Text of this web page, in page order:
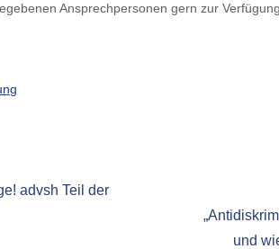
Ansprechpersonen gern zur Verfügung.
advsh Teil der
und